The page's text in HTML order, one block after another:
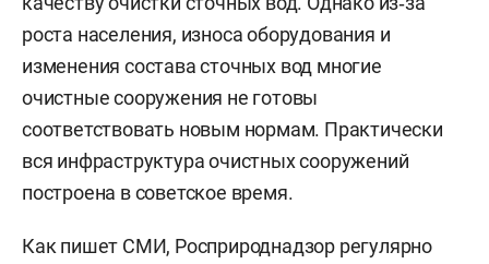
роста населения, износа оборудования и
изменения состава сточных вод многие
очистные сооружения не готовы
соответствовать новым нормам. Практически
вся инфраструктура очистных сооружений
построена в советское время.
Как пишет СМИ, Росприроднадзор регулярно